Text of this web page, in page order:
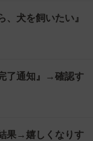
、犬を飼いたい』
了通知』→確認す
果→嬉しくなりす